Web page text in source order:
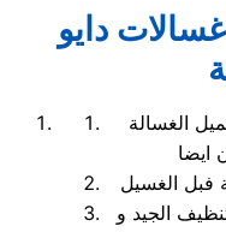
دايو
الغسالة
الجيد و